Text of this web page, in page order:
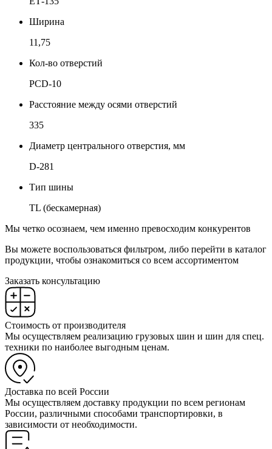
Ширина
11,75
Кол-во отверстий
PCD-10
Расстояние между осями отверстий
335
Диаметр центрального отверстия, мм
D-281
Тип шины
TL (бескамерная)
Мы четко осознаем, чем именно превосходим конкурентов
Вы можете воспользоваться фильтром, либо перейти в каталог
продукции, чтобы ознакомиться со всем ассортиментом
Заказать консультацию
Стоимость от производителя
Мы осуществляем реализацию грузовых шин и шин для спец.
техники по наиболее выгодным ценам.
Доставка по всей России
Мы осуществляем доставку продукции по всем регионам
России, различными способами транспортировки, в
зависимости от необходимости.